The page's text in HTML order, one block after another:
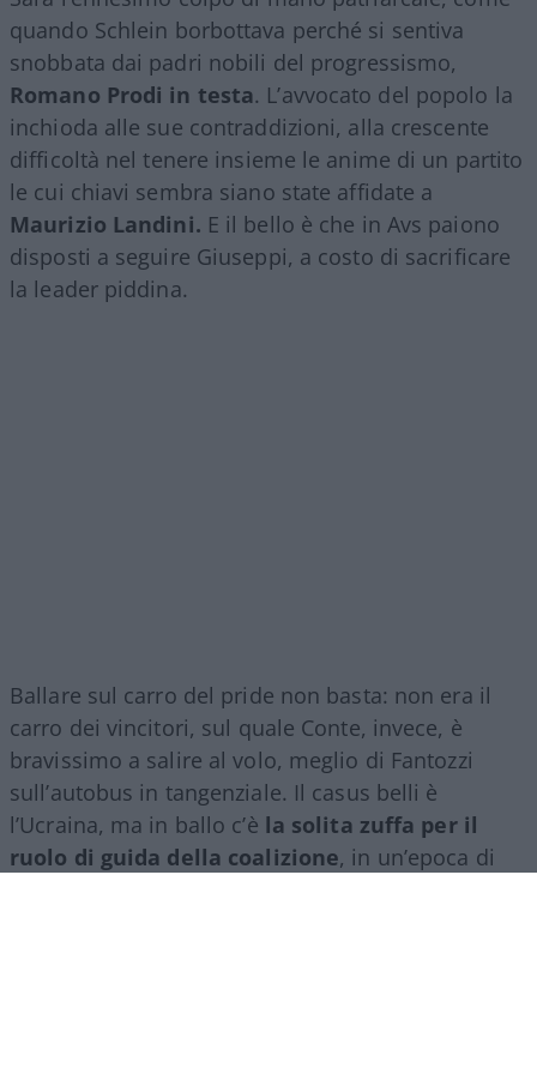
quando Schlein borbottava perché si sentiva
snobbata dai padri nobili del progressismo,
Romano Prodi in testa. L’avvocato del popolo la
inchioda alle sue contraddizioni, alla crescente
difficoltà nel tenere insieme le anime di un partito
le cui chiavi sembra siano state affidate a
Maurizio Landini. E il bello è che in Avs paiono
disposti a seguire Giuseppi, a costo di sacrificare
la leader piddina.
Ballare sul carro del pride non basta: non era il
carro dei vincitori, sul quale Conte, invece, è
bravissimo a salire al volo, meglio di Fantozzi
sull’autobus in tangenziale. Il casus belli è
l’Ucraina, ma in ballo c’è la solita zuffa per il
ruolo di guida della coalizione, in un’epoca di